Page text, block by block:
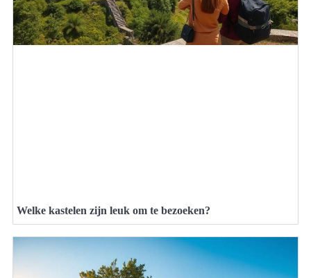
Welke kastelen zijn leuk om te bezoeken?